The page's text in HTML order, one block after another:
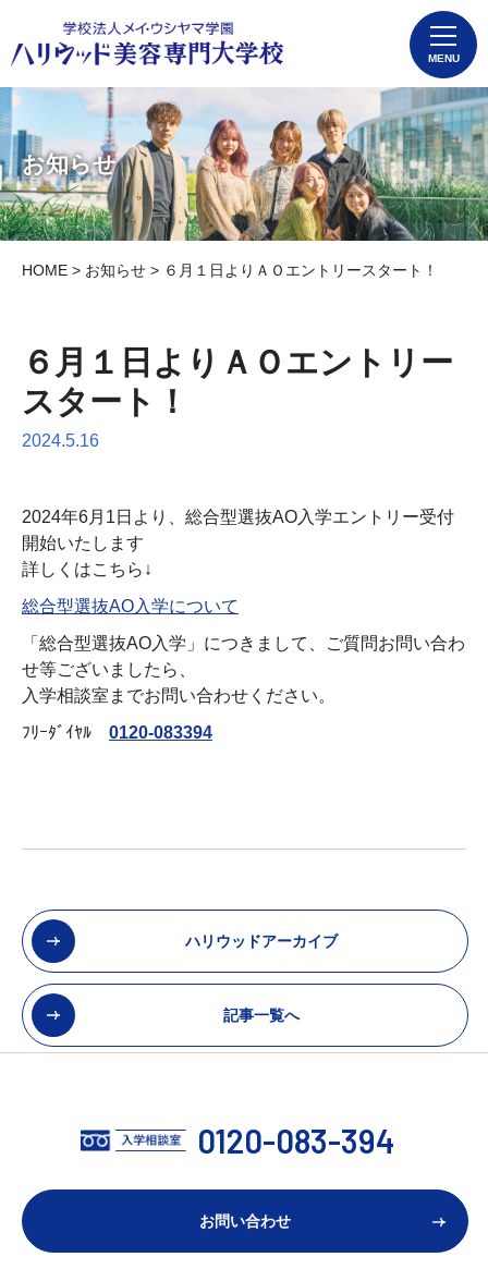
MENU
お知らせ
HOME > お知らせ > ６月１日よりＡＯエントリースタート！
６月１日よりＡＯエントリー
スタート！
2024.5.16
2024年6月1日より、総合型選抜AO入学エントリー受付
開始いたします
詳しくはこちら↓
総合型選抜AO入学について
「総合型選抜AO入学」につきまして、ご質問お問い合わ
せ等ございましたら、
入学相談室までお問い合わせください。
ﾌﾘｰﾀﾞｲﾔﾙ 0120-083394
ハリウッドアーカイブ
記事一覧へ
0120-083-394
お問い合わせ